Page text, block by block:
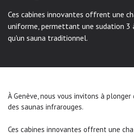
Ces cabines innovantes offrent une
uniforme, permettant une sudation 3
qu'un sauna traditionnel.
À Genève, nous vous invitons à
des saunas infrarouges.
Ces cabines innovantes offrent une